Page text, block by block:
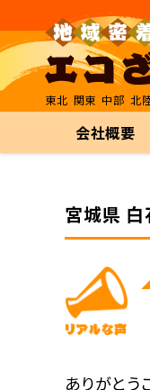
東北 関東 中部 北
会社概要
宮城県 白
ありがとう